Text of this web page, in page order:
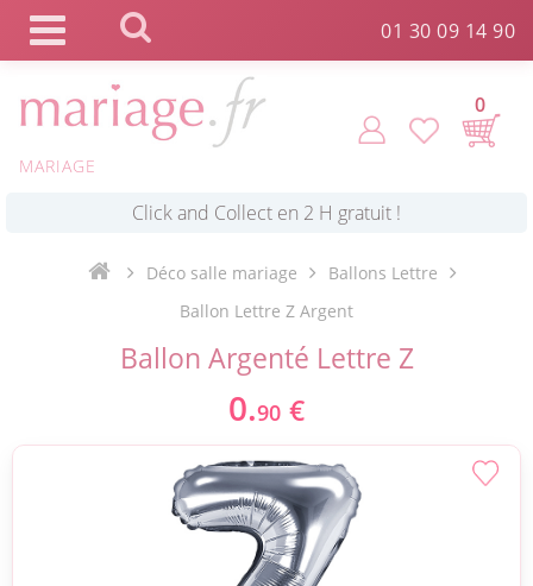
01 30 09 14 90
MARIAGE
0
Commande expédiée en 24h ! *
Livraison point relais gratuit dès 89 € !
Payez votre commande en 4X sans frais *
Déco salle mariage
Ballons Lettre
Ballon Lettre Z Argent
Ballon Argenté Lettre Z
0.90 €
Panneau de gestion des cookies